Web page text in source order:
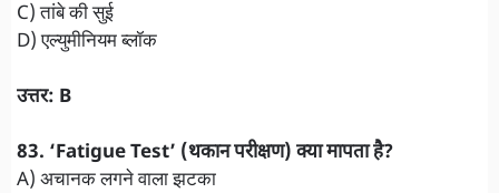
C) तांबे की सुई
D) एल्युमीनियम ब्लॉक
उत्तर: B
83. ‘Fatigue Test’ (थकान परीक्षण) क्या मापता है?
A) अचानक लगने वाला झटका